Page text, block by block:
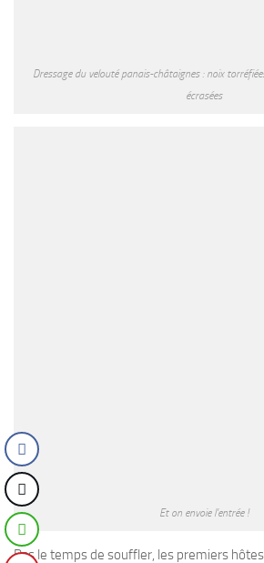
Dressage du velouté panais-châtaignes : noix
écrasées
Et on envoie l’entrée !
Pas le temps de souffler, les premiers